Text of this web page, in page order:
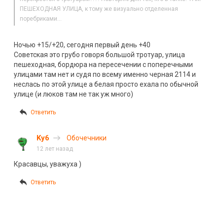
ПЕШЕХОДНАЯ УЛИЦА, к тому же визуально отделенная
поребриками…
Ночью +15/+20, сегодня первый день +40
Советская это грубо говоря большой тротуар, улица
пешеходная, бордюра на пересечении с поперечными
улицами там нет и судя по всему именно черная 2114 и
неслась по этой улице а белая просто ехала по обычной
улице (и люков там не так уж много)
Ответить
Ky6 Обочечники
12 лет назад
Красавцы, уважуха )
Ответить